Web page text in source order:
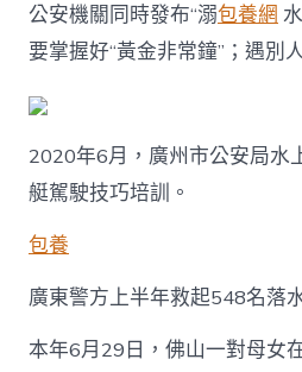
公安機關同時發布“溺包養網
要掌握好“黃金非常鐘”；遇別
2020年6月，廣州市公安局水
艇駕駛技巧培訓。
包養
廣東警方上半年救起548名落
本年6月29日，佛山一對母女